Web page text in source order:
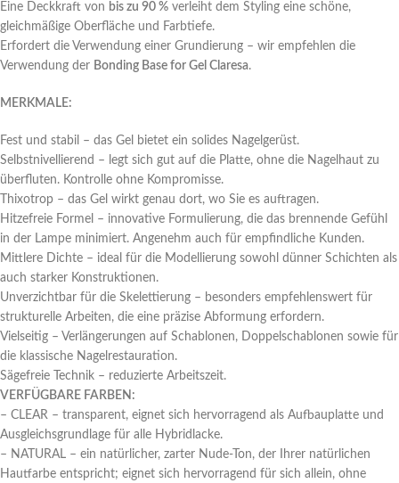
Eine Deckkraft von bis zu 90 % verleiht dem Styling eine schöne,
gleichmäßige Oberfläche und Farbtiefe.
Erfordert die Verwendung einer Grundierung – wir empfehlen die
Verwendung der Bonding Base for Gel Claresa.
MERKMALE:
Fest und stabil – das Gel bietet ein solides Nagelgerüst.
Selbstnivellierend – legt sich gut auf die Platte, ohne die Nagelhaut zu
überfluten. Kontrolle ohne Kompromisse.
Thixotrop – das Gel wirkt genau dort, wo Sie es auftragen.
Hitzefreie Formel – innovative Formulierung, die das brennende Gefühl
in der Lampe minimiert. Angenehm auch für empfindliche Kunden.
Mittlere Dichte – ideal für die Modellierung sowohl dünner Schichten als
auch starker Konstruktionen.
Unverzichtbar für die Skelettierung – besonders empfehlenswert für
strukturelle Arbeiten, die eine präzise Abformung erfordern.
Vielseitig – Verlängerungen auf Schablonen, Doppelschablonen sowie für
die klassische Nagelrestauration.
Sägefreie Technik – reduzierte Arbeitszeit.
VERFÜGBARE FARBEN:
– CLEAR – transparent, eignet sich hervorragend als Aufbauplatte und
Ausgleichsgrundlage für alle Hybridlacke.
– NATURAL – ein natürlicher, zarter Nude-Ton, der Ihrer natürlichen
Hautfarbe entspricht; eignet sich hervorragend für sich allein, ohne